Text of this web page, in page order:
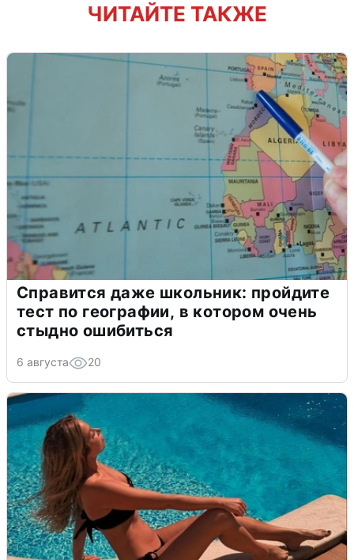
ЧИТАЙТЕ ТАКЖЕ
Справится даже школьник: пройдите
тест по географии, в котором очень
стыдно ошибиться
6 августа 20